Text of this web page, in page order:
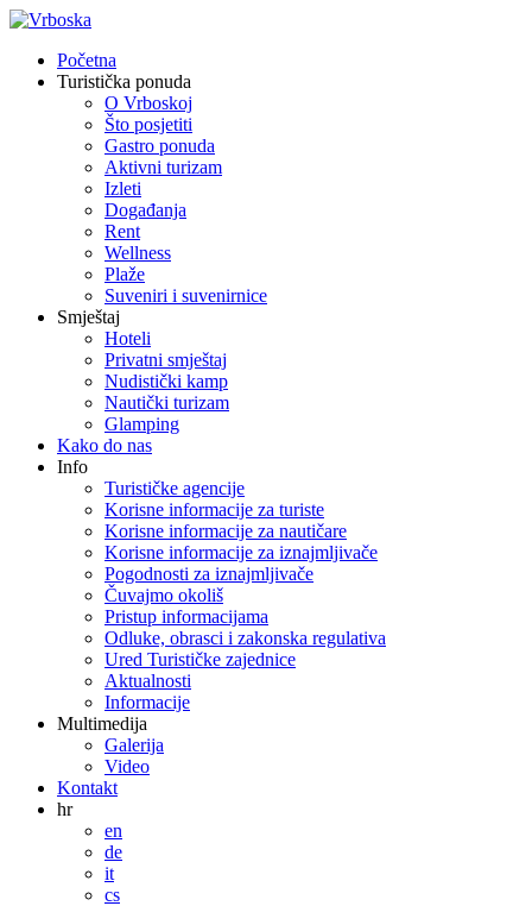
Početna
Turistička ponuda
O Vrboskoj
Što posjetiti
Gastro ponuda
Aktivni turizam
Izleti
Događanja
Rent
Wellness
Plaže
Suveniri i suvenirnice
Smještaj
Hoteli
Privatni smještaj
Nudistički kamp
Nautički turizam
Glamping
Kako do nas
Info
Turističke agencije
Korisne informacije za turiste
Korisne informacije za nautičare
Korisne informacije za iznajmljivače
Pogodnosti za iznajmljivače
Čuvajmo okoliš
Pristup informacijama
Odluke, obrasci i zakonska regulativa
Ured Turističke zajednice
Aktualnosti
Informacije
Multimedija
Galerija
Video
Kontakt
hr
en
de
it
cs